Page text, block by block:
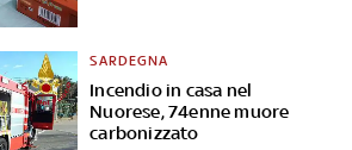
Incendio in casa nel
Nuorese, 74enne muore
carbonizzato
SARDEGNA